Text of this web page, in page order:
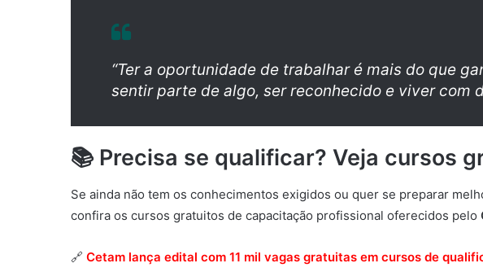
“Ter a oportunidade de trabalhar é mais do que
sentir parte de algo, ser reconhecido e viver com
📚 Precisa se qualificar? Veja cursos
Se ainda não tem os conhecimentos exigidos ou quer se preparar
confira os cursos gratuitos de capacitação profissional oferecidos pelo
🔗 Cetam lança edital com 11 mil vagas gratuitas em cursos de